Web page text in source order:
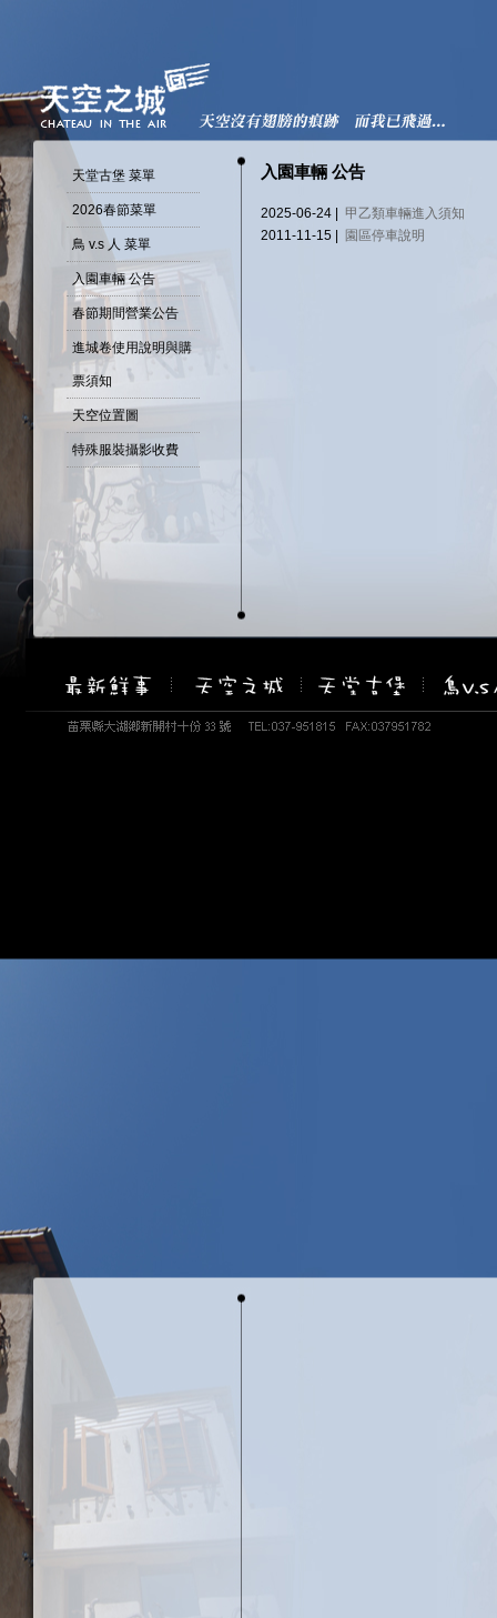
天堂古堡 菜單
2026春節菜單
鳥 v.s 人 菜單
入園車輛 公告
春節期間營業公告
進城卷使用說明與購
票須知
天空位置圖
特殊服裝攝影收費
入園車輛 公告
2025-06-24 | 甲乙類車輛進入須知
2011-11-15 |
園區停車說明